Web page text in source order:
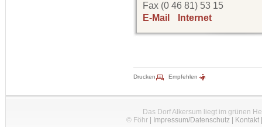
Fax (0 46 81) 53 15
E-Mail
Internet
Drucken Empfehlen
Das Dorf Alkersum liegt im grünen
© Föhr| Impressum/Datenschutz| Kontakt